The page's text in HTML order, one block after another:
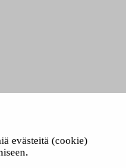
evästeitä (cookie)